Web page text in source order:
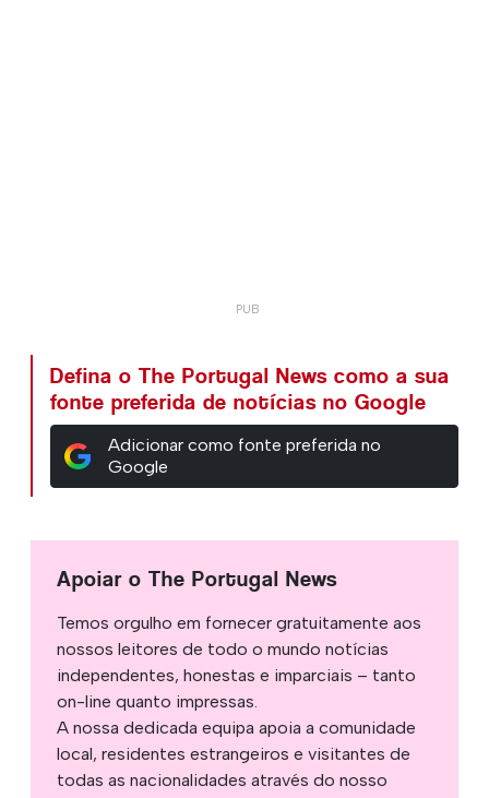
Defina o The Portugal News como a sua
fonte preferida de notícias no Google
Adicionar como fonte preferida no
Google
Apoiar o The Portugal News
Temos orgulho em fornecer gratuitamente aos
nossos leitores de todo o mundo notícias
independentes, honestas e imparciais – tanto
on-line quanto impressas.
A nossa dedicada equipa apoia a comunidade
local, residentes estrangeiros e visitantes de
todas as nacionalidades através do nosso